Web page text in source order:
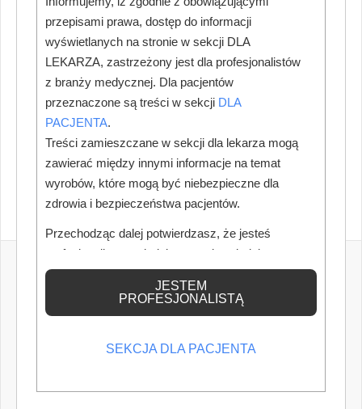
przepisami prawa, dostęp do informacji
wyświetlanych na stronie w sekcji DLA
LEKARZA, zastrzeżony jest dla profesjonalistów
z branży medycznej. Dla pacjentów
przeznaczone są treści w sekcji DLA
PACJENTA.
Treści zamieszczane w sekcji dla lekarza mogą
zawierać między innymi informacje na temat
wyrobów, które mogą być niebezpieczne dla
zdrowia i bezpieczeństwa pacjentów.
Przechodząc dalej potwierdzasz, że jesteś
profesjonalistą posiadającym odpowiednią
wiedzę medyczną.
JESTEM
PROFESJONALISTĄ
SEKCJA DLA PACJENTA